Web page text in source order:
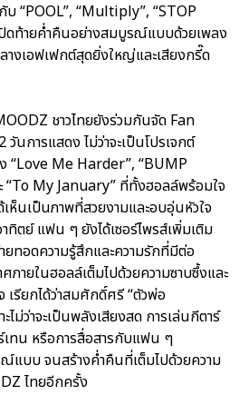
“POOL”, “Multiply”, “STOP
ดท้ายค่ำคืนอย่างสมบูรณ์แบบด้วยเพลง
งเอฟเฟกต์สุดยิ่งใหญ่และเสียงกรี๊ด
ชาวไทยยังร่วมกันจัด Fan
การแสดง ไม่ว่าจะเป็นโปรเจกต์
“Love Me Harder”, “BUMP
“To My January” ที่ทั้งฮอลล์พร้อมใจ
ห็นเป็นภาพที่สวยงามและอบอุ่นหัวใจ
ทิตย์ แฟน ๆ ยังได้เซอร์ไพรส์เพิ่มเติม
ทอดความรู้สึกและความรักที่มีต่อ
ภายในฮอลล์เต็มไปด้วยความซาบซึ้งและ
เรียกได้ว่าสมศักดิ์ศรี “ตัวพ่อ
ม่ว่าจะเป็นพลังเสียงสด การเล่นกีตาร์
เทน หรือการสื่อสารกับแฟน ๆ
แบบ จนสร้างค่ำคืนที่เต็มไปด้วยความ
ไทยอีกครั้ง